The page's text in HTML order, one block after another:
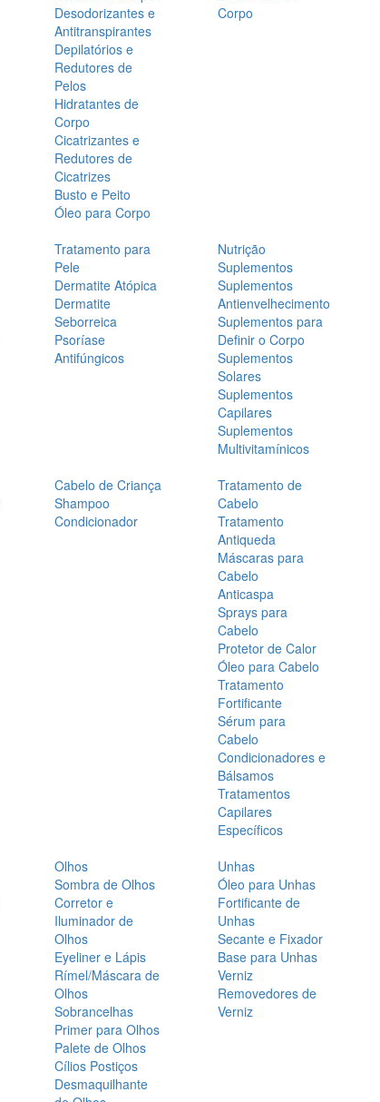
Desodorizantes e
Antitranspirantes
Depilatórios e
Redutores de
Pelos
Hidratantes de
Corpo
Cicatrizantes e
Redutores de
Cicatrizes
Busto e Peito
Óleo para Corpo
Corpo
Tratamento para
Pele
Dermatite Atópica
Dermatite
Seborreica
Psoríase
Antifúngicos
Nutrição
Suplementos
Suplementos
Antienvelhecimento
Suplementos para
Definir o Corpo
Suplementos
Solares
Suplementos
Capilares
Suplementos
Multivitamínicos
Cabelo de Criança
Shampoo
Condicionador
Tratamento de
Cabelo
Tratamento
Antiqueda
Máscaras para
Cabelo
Anticaspa
Sprays para
Cabelo
Protetor de Calor
Óleo para Cabelo
Tratamento
Fortificante
Sérum para
Cabelo
Condicionadores e
Bálsamos
Tratamentos
Capilares
Específicos
Olhos
Sombra de Olhos
Corretor e
Iluminador de
Olhos
Eyeliner e Lápis
Rímel/Máscara de
Olhos
Sobrancelhas
Primer para Olhos
Palete de Olhos
Cílios Postiços
Desmaquilhante
Unhas
Óleo para Unhas
Fortificante de
Unhas
Secante e Fixador
Base para Unhas
Verniz
Removedores de
Verniz